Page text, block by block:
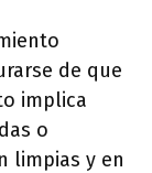
de que
implica
o
limpias y en